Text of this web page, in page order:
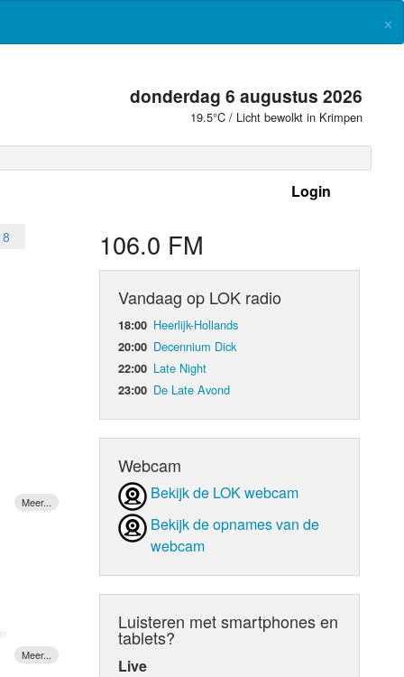
×
donderdag 6 augustus 2026
19.5°C / Licht bewolkt in Krimpen
Login
106.0 FM
Vandaag op LOK radio
18:00 Heerlijk-Hollands
20:00 Decennium Dick
22:00 Late Night
23:00 De Late Avond
Webcam
Bekijk de LOK webcam
Bekijk de opnames van de
webcam
Luisteren met smartphones en
tablets?
Live